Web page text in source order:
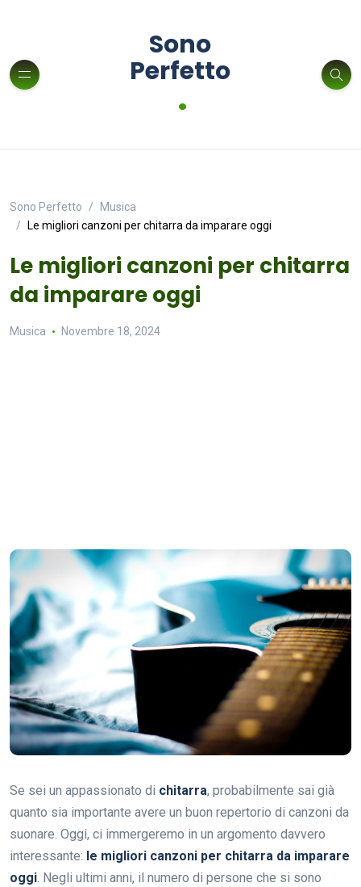
Sono
Perfetto
.
Sono Perfetto
Musica
Le migliori canzoni per chitarra da imparare oggi
Le migliori canzoni per chitarra
da imparare oggi
Musica Novembre 18, 2024
Se sei un appassionato di chitarra, probabilmente sai già
quanto sia importante avere un buon repertorio di canzoni da
suonare. Oggi, ci immergeremo in un argomento davvero
interessante: le migliori canzoni per chitarra da imparare
oggi. Negli ultimi anni, il numero di persone che si sono